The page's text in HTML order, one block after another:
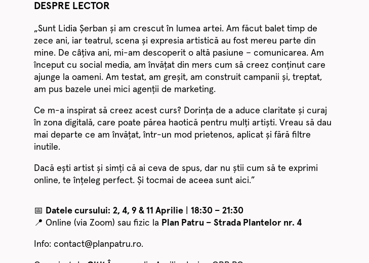
DESPRE LECTOR
„Sunt Lidia Șerban și am crescut în lumea artei. Am făcut balet timp de
zece ani, iar teatrul, scena și expresia artistică au fost mereu parte din
mine. De câțiva ani, mi-am descoperit o altă pasiune – comunicarea. Am
început cu social media, am învățat din mers cum să creez conținut care
ajunge la oameni. Am testat, am greșit, am construit campanii și, treptat,
am pus bazele unei mici agenții de marketing.
Ce m-a inspirat să creez acest curs? Dorința de a aduce claritate și curaj
în zona digitală, care poate părea haotică pentru mulți artiști. Vreau să dau
mai departe ce am învățat, într-un mod prietenos, aplicat și fără filtre
inutile.
Dacă ești artist și simți că ai ceva de spus, dar nu știi cum să te exprimi
online, te înțeleg perfect. Și tocmai de aceea sunt aici.”
📅 Datele cursului: 2, 4, 9 & 11 Aprilie
18:30 – 21:30
📍 Online (via Zoom) sau fizic la Plan Patru – Strada Plantelor nr. 4
Info: contact@planpatru.ro.